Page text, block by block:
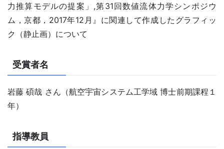
力推算モデルの提案」,第31回数値流体力学シンポジウ
ム，京都，2017年12月』に関連して作成したグラフィッ
ク（静止画）について
受賞者名
岩藤 碩哉 さん（航空宇宙システム工学域 博士前期課程１
年）
指導教員